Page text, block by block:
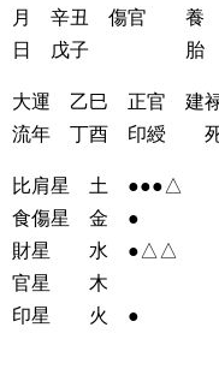
月 辛丑 傷官 養
日 戊子 胎
大運 乙巳 正官 建
流年 丁酉 印綬
比肩星 土 ●●●△
食傷星 金 ●
財星 水 ●△△
官星 木
印星 火 ●